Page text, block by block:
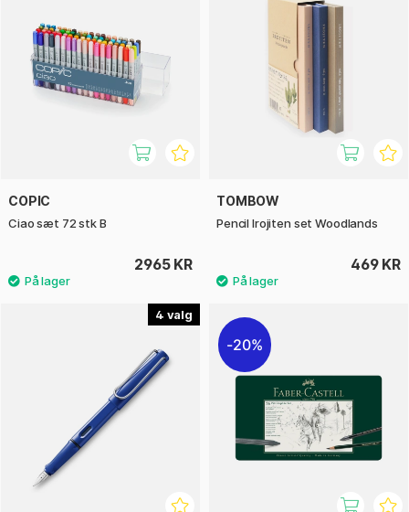
COPIC
Ciao sæt 72 stk B
2965 KR
TOMBOW
Pencil Irojiten set Woodlands
469 KR
4
20%